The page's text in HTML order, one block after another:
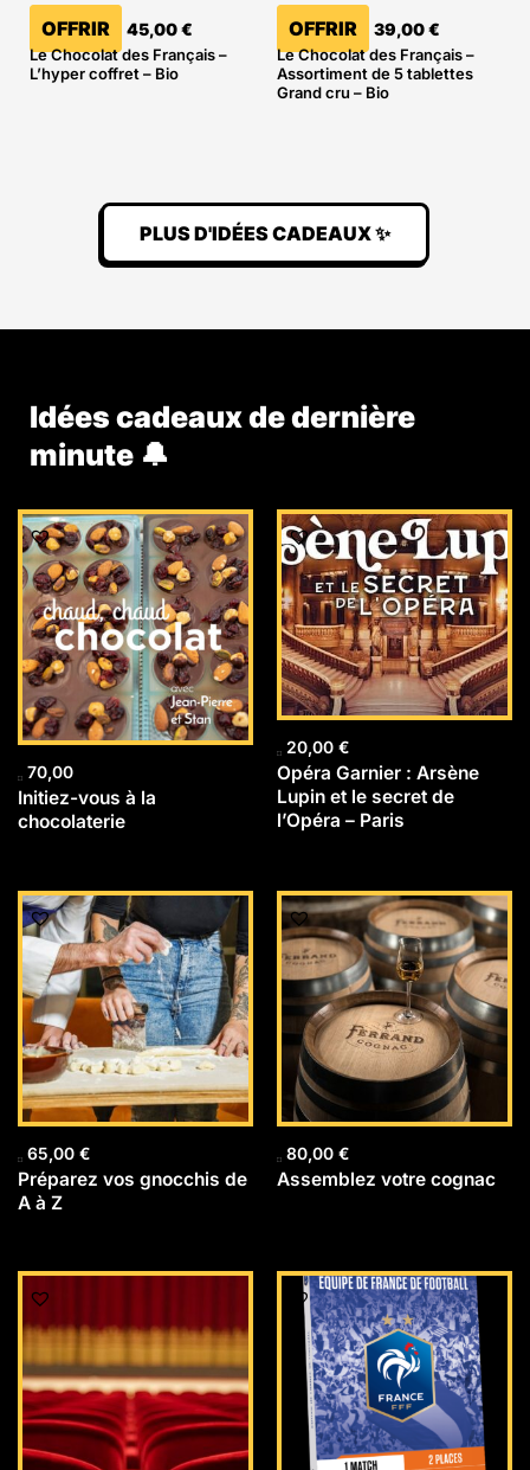
OFFRIR 45,00€
Le Chocolat des Français –
L’hyper coffret – Bio
OFFRIR 39,00€
Le Chocolat des Français –
Assortiment de 5 tablettes
Grand cru – Bio
PLUS D'IDÉES CADEAUX ✨
Idées cadeaux de dernière
minute 🔔
70,00
Initiez-vous à la
chocolaterie
20,00 €
Opéra Garnier : Arsène
Lupin et le secret de
l’Opéra – Paris
65,00 €
Préparez vos gnocchis de
A à Z
80,00 €
Assemblez votre cognac